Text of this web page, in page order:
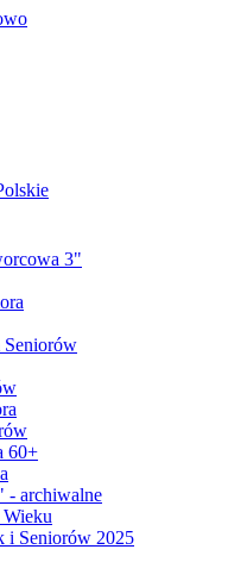
3"
60+
- archiwalne
i Seniorów 2025